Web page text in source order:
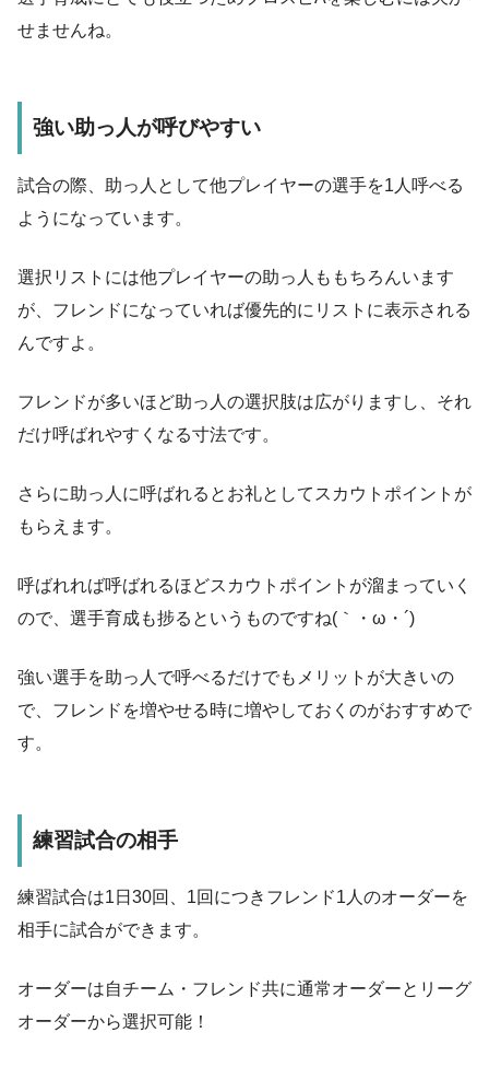
せませんね。
強い助っ人が呼びやすい
試合の際、助っ人として他プレイヤーの選手を1人呼べる
ようになっています。
選択リストには他プレイヤーの助っ人ももちろんいます
が、フレンドになっていれば優先的にリストに表示される
んですよ。
フレンドが多いほど助っ人の選択肢は広がりますし、それ
だけ呼ばれやすくなる寸法です。
さらに助っ人に呼ばれるとお礼としてスカウトポイントが
もらえます。
呼ばれれば呼ばれるほどスカウトポイントが溜まっていく
ので、選手育成も捗るというものですね(｀・ω・´)
強い選手を助っ人で呼べるだけでもメリットが大きいの
で、フレンドを増やせる時に増やしておくのがおすすめで
す。
練習試合の相手
練習試合は1日30回、1回につきフレンド1人のオーダーを
相手に試合ができます。
オーダーは自チーム・フレンド共に通常オーダーとリーグ
オーダーから選択可能！